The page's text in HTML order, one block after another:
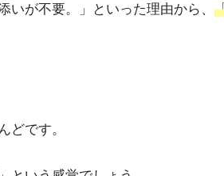
が不要。」といった理由から、
どです。